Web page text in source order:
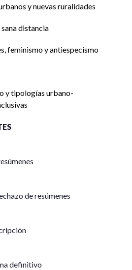
y nuevas ruralidades
distancia
feminismo y antiespecismo
y tipologías urbano-
de resúmenes
definitivo